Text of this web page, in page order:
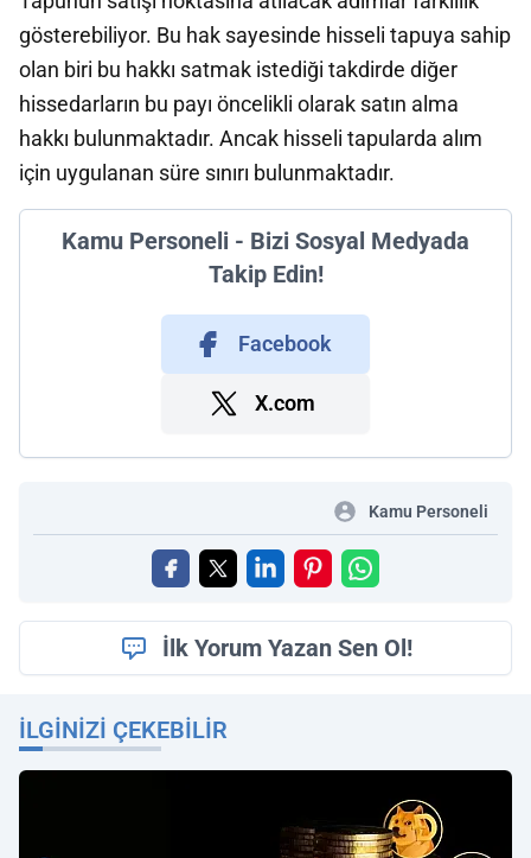
gösterebiliyor. Bu hak sayesinde hisseli tapuya sahip
olan biri bu hakkı satmak istediği takdirde diğer
hissedarların bu payı öncelikli olarak satın alma
hakkı bulunmaktadır. Ancak hisseli tapularda alım
için uygulanan süre sınırı bulunmaktadır.
Kamu Personeli - Bizi Sosyal Medyada
Takip Edin!
Facebook
X.com
Kamu Personeli
İlk Yorum Yazan Sen Ol!
İLGINIZI ÇEKEBILIR